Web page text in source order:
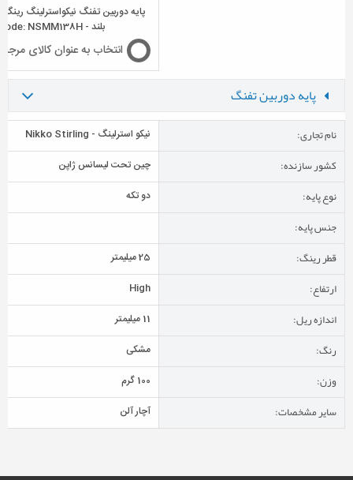
بلند - Code: NSMM138H
انتخاب به عنوان کالای مرجع
پایه دوربین تفنگ
نام تجاری: نیکو استرلینگ - Nikko Stirling
کشور سازنده: چین تحت لیسانس ژاپن
نوع پایه: دو تکه
جنس پایه:
قطر رینگ:
25 میلیمتر
ارتفاع: High
اندازه ریل: 11 میلیمتر
رنگ: مشکی
وزن: 100 گرم
سایر مشخصات: آچار آلن